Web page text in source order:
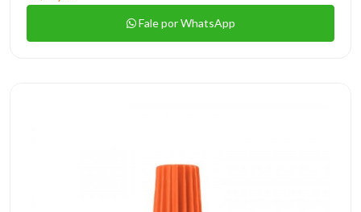
Fale por WhatsApp